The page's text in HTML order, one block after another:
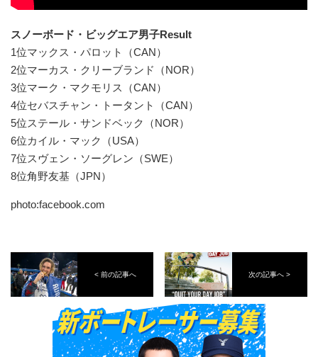
スノーボード・ビッグエア男子Result
1位マックス・パロット（CAN）
2位マーカス・クリーブランド（NOR）
3位マーク・マクモリス（CAN）
4位セバスチャン・トータント（CAN）
5位ステール・サンドベック（NOR）
6位カイル・マック（USA）
7位スヴェン・ソーグレン（SWE）
8位角野友基（JPN）
photo:facebook.com
< 前の記事へ 次の記事へ >